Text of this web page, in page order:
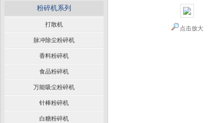
粉碎机系列
打散机
脉冲除尘粉碎机
香料粉碎机
食品粉碎机
万能吸尘粉碎机
针棒粉碎机
白糖粉碎机
点击放大